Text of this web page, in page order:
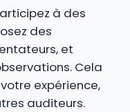
à des
des
et
Cela
expérience,
auditeurs.